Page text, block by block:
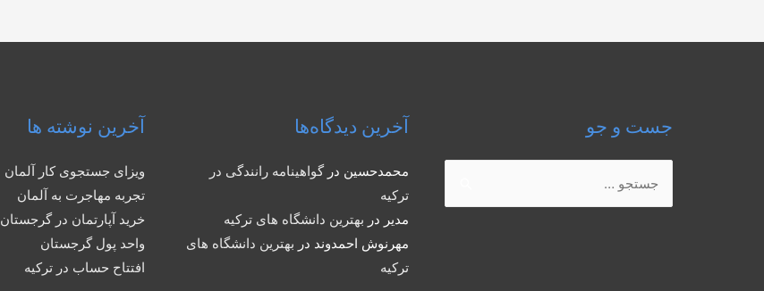
جست و جو
برای:
آخرین دیدگاه‌ها
محمدحسین درگواهینامه رانندگی در
ترکیه
مدیر در بهترین دانشگاه های ترکیه
مهرنوش احمدوند در بهترین دانشگاه های
ترکیه
آخرین نوشته ها
ویزای جستجوی کار آلمان
تجربه مهاجرت به آلمان
خرید آپارتمان در گرجستان
واحد پول گرجستان
افتتاح حساب در ترکیه